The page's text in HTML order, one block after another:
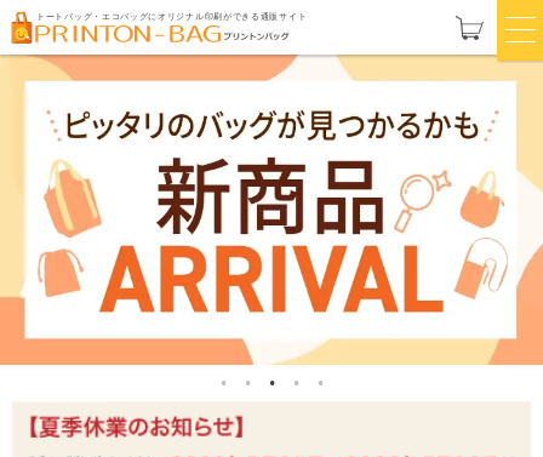
トートバッグ・エコバッグにオリジナル印刷ができる通販サイト